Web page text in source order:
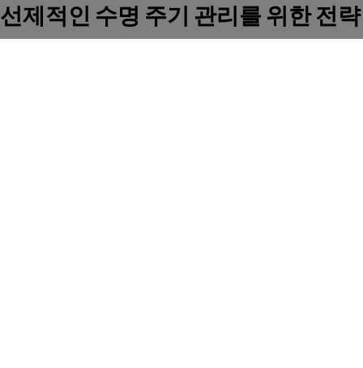
선제적인 수명 주기 관리를 위한 전략